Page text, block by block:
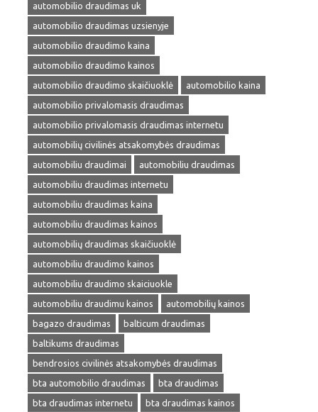
automobilio draudimas uk
automobilio draudimas uzsienyje
automobilio draudimo kaina
automobilio draudimo kainos
automobilio draudimo skaičiuoklė
automobilio kaina
automobilio privalomasis draudimas
automobilio privalomasis draudimas internetu
automobilių civilinės atsakomybės draudimas
automobiliu draudimai
automobiliu draudimas
automobiliu draudimas internetu
automobiliu draudimas kaina
automobiliu draudimas kainos
automobilių draudimas skaičiuoklė
automobiliu draudimo kainos
automobiliu draudimo skaiciuokle
automobiliu draudimu kainos
automobilių kainos
bagazo draudimas
balticum draudimas
baltikums draudimas
bendrosios civilinės atsakomybės draudimas
bta automobilio draudimas
bta draudimas
bta draudimas internetu
bta draudimas kainos